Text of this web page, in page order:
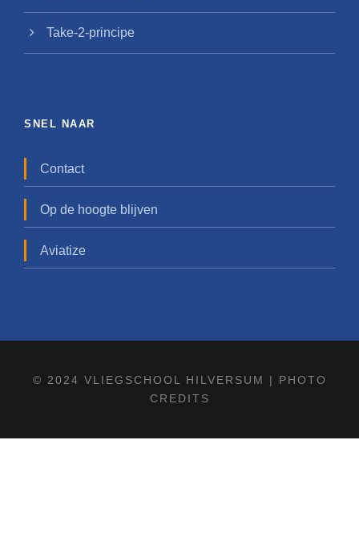
Take-2-principe
SNEL NAAR
Contact
Op de hoogte blijven
Aviatize
© 2024 VLIEGSCHOOL HILVERSUM | PHOTO
CREDITS